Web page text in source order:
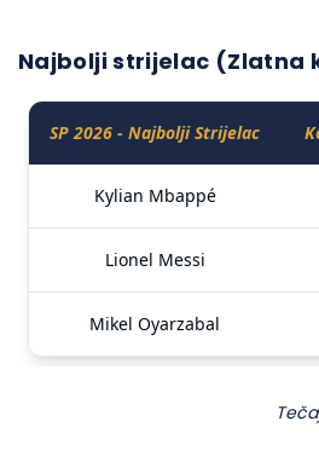
Najbolji strijelac (Zlatna